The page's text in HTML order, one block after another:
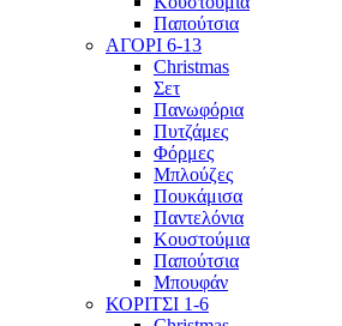
Παπούτσια
ΑΓΟΡΙ 6-13
Christmas
Σετ
Πανωφόρια
Πυτζάμες
Φόρμες
Μπλούζες
Πουκάμισα
Παντελόνια
Κουστούμια
Παπούτσια
Μπουφάν
ΚΟΡΙΤΣΙ 1-6